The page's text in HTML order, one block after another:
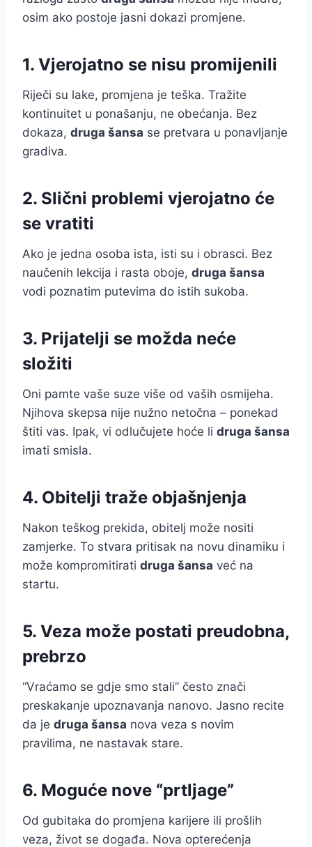
osim ako postoje jasni dokazi promjene.
1. Vjerojatno se nisu promijenili
Riječi su lake, promjena je teška. Tražite
kontinuitet u ponašanju, ne obećanja. Bez
dokaza, druga šansa se pretvara u ponavljanje
gradiva.
2. Slični problemi vjerojatno će
se vratiti
Ako je jedna osoba ista, isti su i obrasci. Bez
naučenih lekcija i rasta oboje, druga šansa
vodi poznatim putevima do istih sukoba.
3. Prijatelji se možda neće
složiti
Oni pamte vaše suze više od vaših osmijeha.
Njihova skepsa nije nužno netočna – ponekad
štiti vas. Ipak, vi odlučujete hoće li druga šansa
imati smisla.
4. Obitelji traže objašnjenja
Nakon teškog prekida, obitelj može nositi
zamjerke. To stvara pritisak na novu dinamiku i
može kompromitirati druga šansa već na
startu.
5. Veza može postati preudobna,
prebrzo
“Vraćamo se gdje smo stali” često znači
preskakanje upoznavanja nanovo. Jasno recite
da je druga šansa nova veza s novim
pravilima, ne nastavak stare.
6. Moguće nove “prtljage”
Od gubitaka do promjena karijere ili prošlih
veza, život se događa. Nova opterećenja